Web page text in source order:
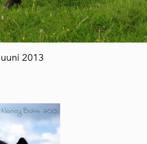
2013